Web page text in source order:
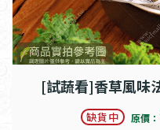
[試蔬看]香草風味
缺貨中 原價：